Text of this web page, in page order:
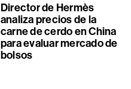
Director de Hermès
analiza precios de la
carne de cerdo en China
para evaluar mercado de
bolsos